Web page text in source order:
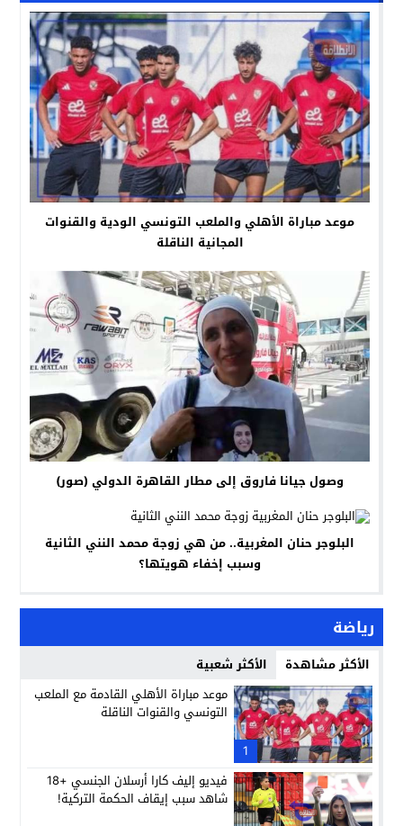
موعد مباراة الأهلي والملعب التونسي الودية والقنوات
المجانية الناقلة
وصول جيانا فاروق إلى مطار القاهرة الدولي (صور)
البلوجر حنان المغربية.. من هي زوجة محمد النني الثانية
وسبب إخفاء هويتها؟
رياضة
الأكثر مشاهدة الأكثر شعبية
1
موعد مباراة الأهلي القادمة مع الملعب
التونسي والقنوات الناقلة
فيديو إليف كارا أرسلان الجنسي +18
شاهد سبب إيقاف الحكمة التركية!